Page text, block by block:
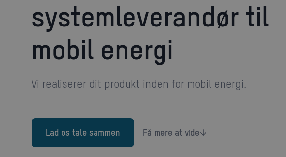
systemleverandør til
mobil energi
Vi realiserer dit produkt inden for mobil energi.
Lad os tale sammen Få mere at vide